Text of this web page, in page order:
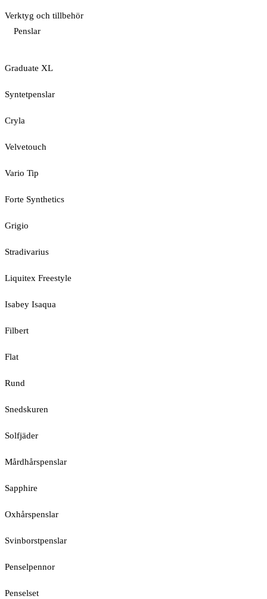
Verktyg och tillbehör
Penslar
Graduate XL
Syntetpenslar
Cryla
Velvetouch
Vario Tip
Forte Synthetics
Grigio
Stradivarius
Liquitex Freestyle
Isabey Isaqua
Filbert
Flat
Rund
Snedskuren
Solfjäder
Mårdhårspenslar
Sapphire
Oxhårspenslar
Svinborstpenslar
Penselpennor
Penselset